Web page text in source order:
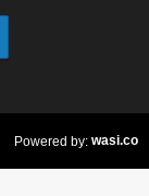
Powered by: wasi.co